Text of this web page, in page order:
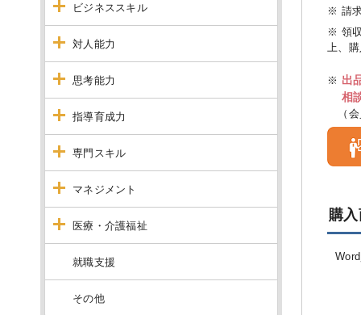
ビジネススキル
対人能力
思考能力
指導育成力
専門スキル
マネジメント
医療・介護福祉
就職支援
その他
※ 請
※ 領
上、
※ 出
相
（会
購